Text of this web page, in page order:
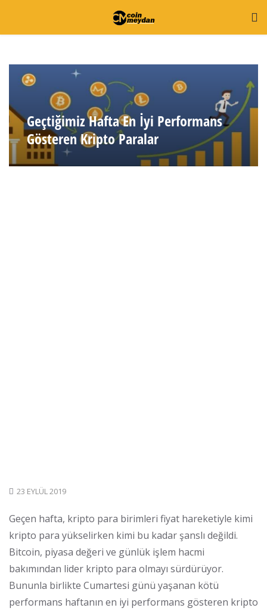
Geçtiğimiz Hafta En İyi Performans
Gösteren Kripto Paralar
23 EYLÜL 2019
Geçen hafta, kripto para birimleri fiyat hareketiyle kimi
kripto para yükselirken kimi bu kadar şanslı değildi.
Bitcoin, piyasa değeri ve günlük işlem hacmi
bakımından lider kripto para olmayı sürdürüyor.
Bununla birlikte Cumartesi günü yaşanan kötü
performans haftanın en iyi performans gösteren kripto